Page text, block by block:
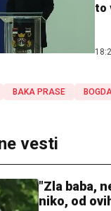
to
BAKA PRASE
vesti
"Zla baba,
niko, od